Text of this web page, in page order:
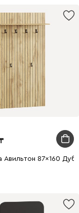
Авильтон 87x160 Дуб